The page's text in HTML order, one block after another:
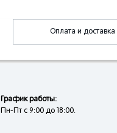
Оплата и доставка
График работы:
Пн-Пт с 9:00 до 18:00.